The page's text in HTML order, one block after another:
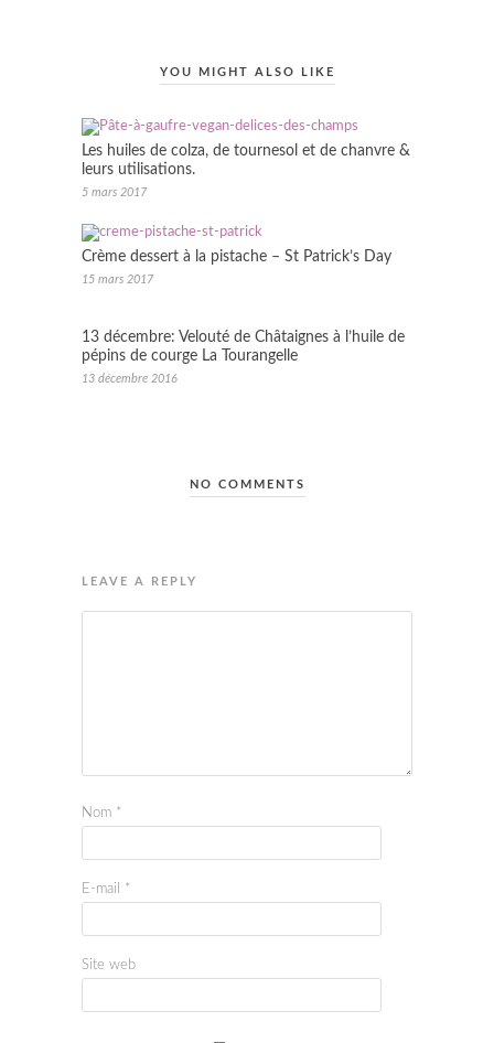
YOU MIGHT ALSO LIKE
Les huiles de colza, de tournesol et de chanvre &
leurs utilisations.
5 mars 2017
Crème dessert à la pistache – St Patrick’s Day
15 mars 2017
13 décembre: Velouté de Châtaignes à l’huile de
pépins de courge La Tourangelle
13 décembre 2016
NO COMMENTS
LEAVE A REPLY
Nom *
E-mail *
Site web